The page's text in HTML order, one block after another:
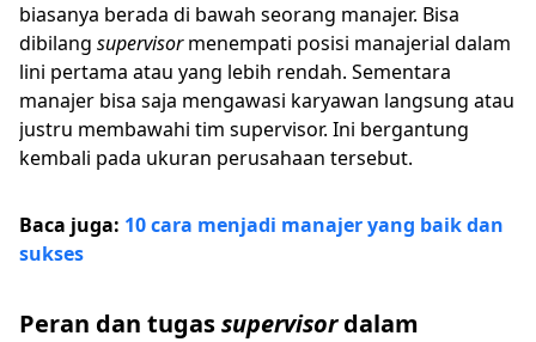
biasanya berada di bawah seorang manajer. Bisa
dibilang supervisormenempati posisi manajerial dalam
lini pertama atau yang lebih rendah. Sementara
manajer bisa saja mengawasi karyawan langsung atau
justru membawahi tim supervisor. Ini bergantung
kembali pada ukuran perusahaan tersebut.
Baca juga: 10 cara menjadi manajer yang baik dan
sukses
Peran dan tugassupervisordalam